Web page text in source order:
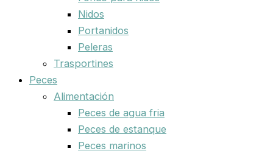
Nidos
Portanidos
Peleras
Trasportines
Peces
Alimentación
Peces de agua fria
Peces de estanque
Peces marinos